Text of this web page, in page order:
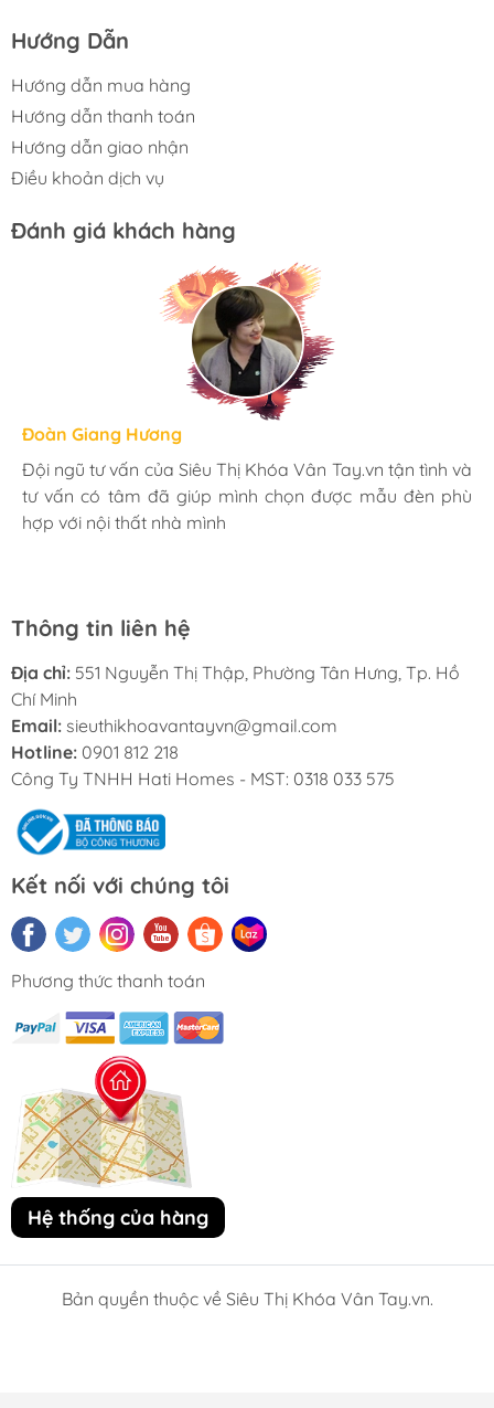
Hướng Dẫn
Hướng dẫn mua hàng
Hướng dẫn thanh toán
Hướng dẫn giao nhận
Điều khoản dịch vụ
Đánh giá khách hàng
Hương Suri
Mình rất ưng khi đến Siêu Thị Khóa Vân Tay.vn. Ở đây
có rất nhiều mặt hàng phong phú, tha hồ lựa chọn.
Nhân viên chuyên nghiệp, nhiệt tình. Chúc Hati ngày
Đoàn Giang Hương
Đội ngũ tư vấn của Siêu Thị Khóa Vân Tay.vn tận tình và
tư vấn có tâm đã giúp mình chọn được mẫu đèn phù
hợp với nội thất nhà mình
Ngọc Anh
Mua đèn tại Siêu Thị Khóa Vân Tay.vn mình hoàn toàn
yên tâm với chính sách bảo hành 24 tháng tại nhà. Bạn
kĩ thuật lắp đặt rất cận thận và chu đáo
Thông tin liên hệ
Địa chỉ: 551 Nguyễn Thị Thập, Phường Tân Hưng, Tp. Hồ
Chí Minh
Email: sieuthikhoavantayvn@gmail.com
Hotline: 0901 812 218
Công Ty TNHH Hati Homes - MST: 0318 033 575
Kết nối với chúng tôi
Phương thức thanh toán
Hệ thống của hàng
Bản quyền thuộc về Siêu Thị Khóa Vân Tay.vn.